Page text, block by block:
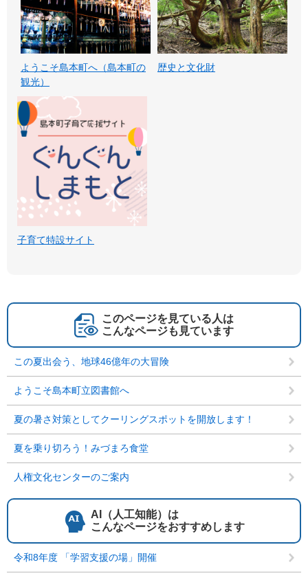
ようこそ島本町へ（島本町の
観光）
歴史と文化財
子育て特設サイト
このページを見ている人は
こんなページも見ています
この夏出会う、地球46億年の大冒険
ようこそ島本町立図書館へ
夏の暑さ対策としてクーリングスポットを開放します！
夏を乗り切ろう！みづまろ食堂
人権文化センターのご案内
AI（人工知能）は
こんなページをおすすめします
令和8年度 「学習支援の場」開催